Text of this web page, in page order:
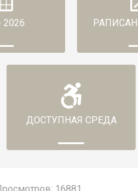
2026
ДОСТУПНАЯ СРЕДА